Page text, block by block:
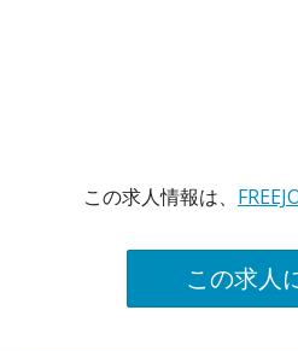
この求人情報は、
この求人